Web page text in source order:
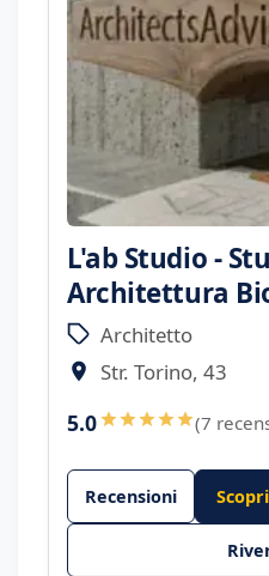
L'ab Studio -
Architettura
Architetto
Str. Torino, 43
5.0 (7
Recensioni Scopri